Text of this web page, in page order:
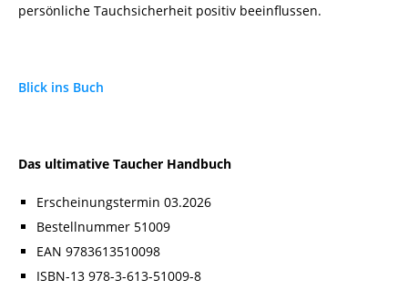
persönliche Tauchsicherheit positiv beeinflussen.
Blick ins Buch
Das ultimative Taucher Handbuch
Erscheinungstermin 03.2026
Bestellnummer 51009
EAN 9783613510098
ISBN-13 978-3-613-51009-8